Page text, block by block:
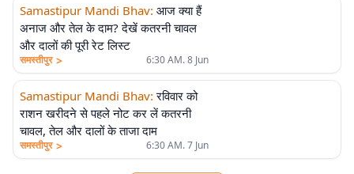
Samastipur Mandi Bhav: आज क्या हैं
अनाज और तेल के दाम? देखें कतरनी चावल
और दालों की पूरी रेट लिस्ट
समस्तीपुर > 6:30 AM. 8 Jun
Samastipur Mandi Bhav: रविवार को
राशन खरीदने से पहले नोट कर लें कतरनी
चावल, तेल और दालों के ताजा दाम
समस्तीपुर > 6:30 AM. 7 Jun